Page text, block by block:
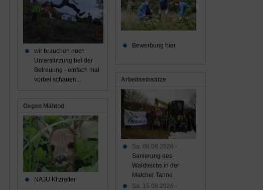
Bewerbung hier
Arbeitseinsätze
Sa. 08.08.2026 -
Sanierung des
Waldteichs in der
Malcher Tanne
Sa. 15.08.2026 -
wir brauchen noch
Unterstützung bei der
Betreuung - einfach mal
vorbei schauen...
Gegen Mähtod
NAJU Kitzretter